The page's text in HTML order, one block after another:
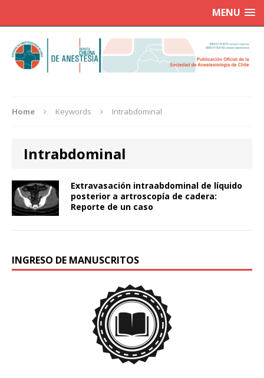
MENU
Home Keywords Intrabdominal
Intrabdominal
Extravasación intraabdominal de líquido
posterior a artroscopía de cadera:
Reporte de un caso
INGRESO DE MANUSCRITOS